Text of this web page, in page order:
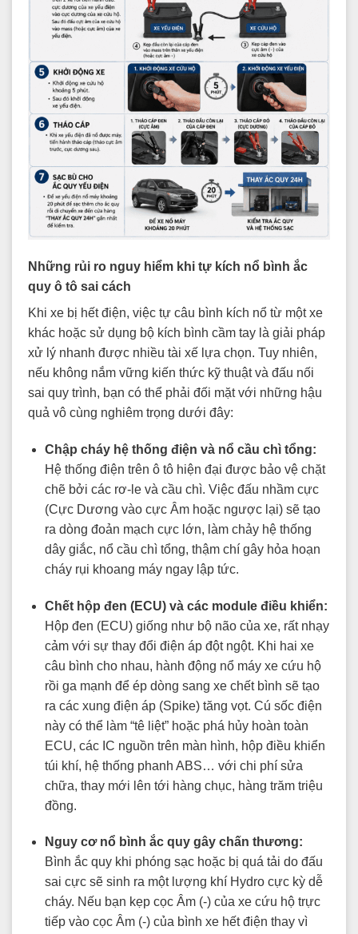
Những rủi ro nguy hiểm khi tự kích nổ bình ắc
quy ô tô sai cách
Khi xe bị hết điện, việc tự câu bình kích nổ từ một xe
khác hoặc sử dụng bộ kích bình cầm tay là giải pháp
xử lý nhanh được nhiều tài xế lựa chọn. Tuy nhiên,
nếu không nắm vững kiến thức kỹ thuật và đấu nối
sai quy trình, bạn có thể phải đối mặt với những hậu
quả vô cùng nghiêm trọng dưới đây:
Chập cháy hệ thống điện và nổ cầu chì tổng:
Hệ thống điện trên ô tô hiện đại được bảo vệ chặt
chẽ bởi các rơ-le và cầu chì. Việc đấu nhầm cực
(Cực Dương vào cực Âm hoặc ngược lại) sẽ tạo
ra dòng đoản mạch cực lớn, làm chảy hệ thống
dây giắc, nổ cầu chì tổng, thậm chí gây hỏa hoạn
cháy rụi khoang máy ngay lập tức.
Chết hộp đen (ECU) và các module điều khiển:
Hộp đen (ECU) giống như bộ não của xe, rất nhạy
cảm với sự thay đổi điện áp đột ngột. Khi hai xe
câu bình cho nhau, hành động nổ máy xe cứu hộ
rồi ga mạnh để ép dòng sang xe chết bình sẽ tạo
ra các xung điện áp (Spike) tăng vọt. Cú sốc điện
này có thể làm “tê liệt” hoặc phá hủy hoàn toàn
ECU, các IC nguồn trên màn hình, hộp điều khiển
túi khí, hệ thống phanh ABS… với chi phí sửa
chữa, thay mới lên tới hàng chục, hàng trăm triệu
đồng.
Nguy cơ nổ bình ắc quy gây chấn thương:
Bình ắc quy khi phóng sạc hoặc bị quá tải do đấu
sai cực sẽ sinh ra một lượng khí Hydro cực kỳ dễ
cháy. Nếu bạn kẹp cọc Âm (-) của xe cứu hộ trực
tiếp vào cọc Âm (-) của bình xe hết điện thay vì